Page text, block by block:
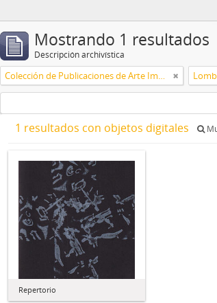
Mostrando 1 resultados
Descripción archivística
Colección de Publicaciones de Arte Impreso
1 resultados con objetos digitales
Repertorio